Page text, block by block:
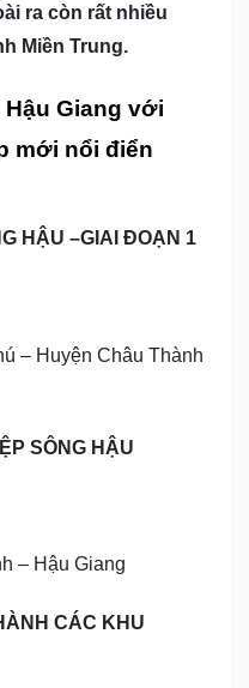
ra còn rất nhiều
Miền Trung.
Giang với
mới nổi điển
HẬU –GIAI ĐOẠN 1
– Huyện Châu Thành
SÔNG HẬU
– Hậu Giang
CÁC KHU